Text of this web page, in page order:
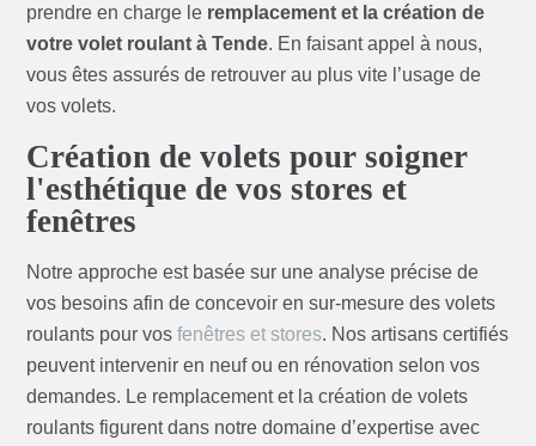
prendre en charge le remplacement et la création de
votre volet roulant à Tende. En faisant appel à nous,
vous êtes assurés de retrouver au plus vite l’usage de
vos volets.
Création de volets pour soigner
l'esthétique de vos stores et
fenêtres
Notre approche est basée sur une analyse précise de
vos besoins afin de concevoir en sur-mesure des volets
roulants pour vosfenêtres et stores. Nos artisans certifiés
peuvent intervenir en neuf ou en rénovation selon vos
demandes. Le remplacement et la création de volets
roulants figurent dans notre domaine d’expertise avec